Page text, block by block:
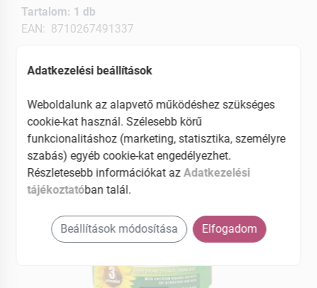
Tartalom: 1 db
EAN: 8710267491337
Adatkezelési beállítások
Weboldalunk az alapvető működéshez szükséges
cookie-kat használ. Szélesebb körű
funkcionalitáshoz (marketing, statisztika, személyre
szabás) egyéb cookie-kat engedélyezhet.
Részletesebb információkat az Adatkezelési
tájékoztatóban talál.
Beállítások módosítása Elfogadom